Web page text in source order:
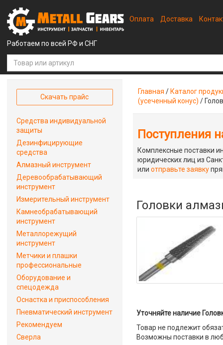
Работаем по всей РФ и СНГ
Оплата Доставка
Главная / Каталог
(усеченный конус) /
Поступления
Комплексные поставки
юридических лиц из
илиотправьте заявку
Головки
Уточняйте наличие
Товар не подлежит
Возможны поставки в
Скачать прайс
Средства индивидуальной
защиты
Дезинфицирующие
средства
Алмазный инструмент
Деревообрабатывающий
инструмент
Измерительный инструмент
Камнеобрабатывающий
инструмент
Металлорежущий
инструмент
Метчики и плашки
профессиональные
Оборудование и
спецодежда
Оснастка и приспособления
Пневматический инструмент
Рекомендуем
Сверла